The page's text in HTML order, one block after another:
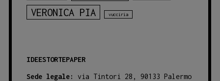
VERONICA PIA vucciria
IDEESTORTEPAPER
Sede legale: via Tintori 28, 90133 Palermo